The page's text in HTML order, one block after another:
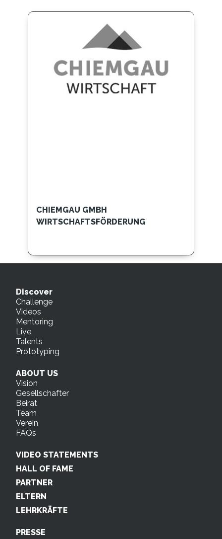
CHIEMGAU GMBH
WIRTSCHAFTSFÖRDERUNG
Discover
Challenge
Videos
Mentoring
Live
Talents
Prototyping
ABOUT US
Vision
Gesellschafter
Beirat
Team
Verein
FAQs
VIDEO STATEMENTS
HALL OF FAME
PARTNER
ELTERN
LEHRKRÄFTE
PRESSE